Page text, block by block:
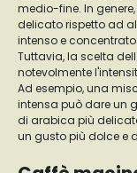
medio-fine. In
delicato rispetto ad
intenso e concentrato.
Tuttavia, la scelta
notevolmente
Ad esempio, una
intensa può dare un
di arabica più
un gusto più dolce e